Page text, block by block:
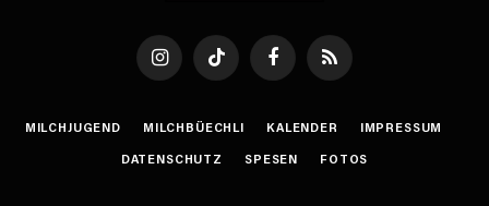
InstagramTikTok FacebookRSS
MILCHJUGEND MILCHBÜECHLI KALENDER
IMPRESSUM
DATENSCHUTZ
SPESEN FOTOS